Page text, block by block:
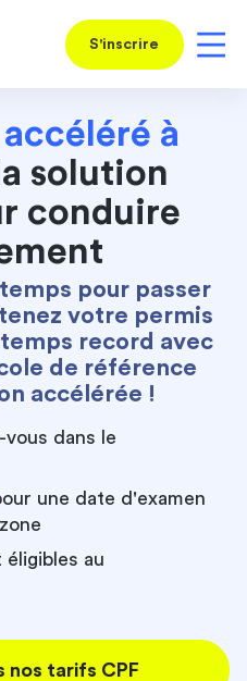
S'inscrire
à
solution
conduire
pour passer
votre permis
record avec
de référence
accélérée !
dans le
une date d'examen
au
nos tarifs CPF